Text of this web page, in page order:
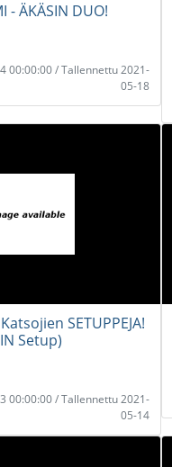
- ÄKÄSIN DUO!
00:00:00 / Tallennettu 2021-
05-18
SETUPPEJA!
Setup)
00:00:00 / Tallennettu 2021-
05-14